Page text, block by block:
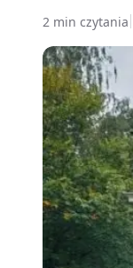
2 min czytania